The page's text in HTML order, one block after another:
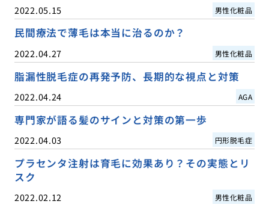
2022.05.15 男性化粧品
民間療法で薄毛は本当に治るのか？
2022.04.27 男性化粧品
脂漏性脱毛症の再発予防、長期的な視点と対策
2022.04.24 AGA
専門家が語る髪のサインと対策の第一歩
2022.04.03 円形脱毛症
プラセンタ注射は育毛に効果あり？その実態とリ
スク
2022.02.12 男性化粧品